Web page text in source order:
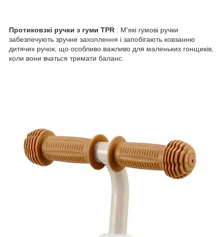
Протиковзкі ручки з гуми TPR : М'які гумові ручки
забезпечують зручне захоплення і запобігають ковзанню
дитячих ручок, що особливо важливо для маленьких гонщиків,
коли вони вчаться тримати баланс.